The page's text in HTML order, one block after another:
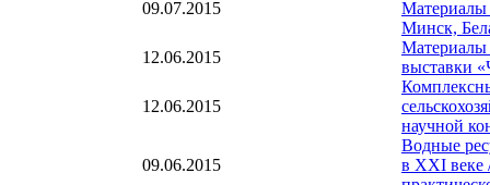
09.07.2015
Минск,
12.06.2015
Материалы
выставки
12.06.2015
научной
09.06.2015
Водные
в XXI веке